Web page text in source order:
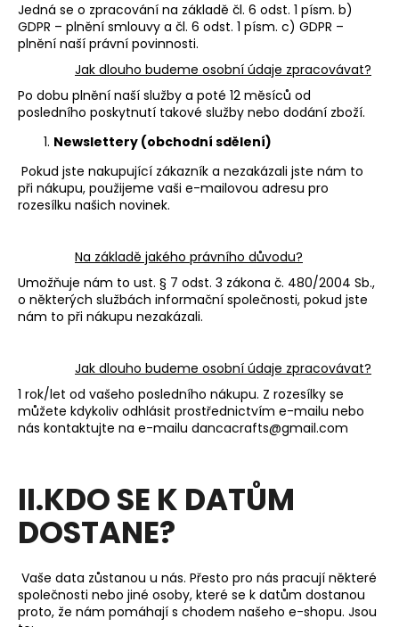
Jedná se o zpracování na základě čl. 6 odst. 1 písm. b)
GDPR – plnění smlouvy a čl. 6 odst. 1 písm. c) GDPR –
plnění naší právní povinnosti.
Jak dlouho budeme osobní údaje zpracovávat?
Po dobu plnění naší služby a poté 12 měsíců od
posledního poskytnutí takové služby nebo dodání zboží.
Newslettery (obchodní sdělení)
Pokud jste nakupující zákazník a nezakázali jste nám to
při nákupu, použijeme vaši e-mailovou adresu pro
rozesílku našich novinek.
Na základě jakého právního důvodu?
Umožňuje nám to ust. § 7 odst. 3 zákona č. 480/2004 Sb.,
o některých službách informační společnosti, pokud jste
nám to při nákupu nezakázali.
Jak dlouho budeme osobní údaje zpracovávat?
1 rok/let od vašeho posledního nákupu. Z rozesílky se
můžete kdykoliv odhlásit prostřednictvím e-mailu nebo
nás kontaktujte na e-mailu dancacrafts@gmail.com
II.KDO SE K DATŮM
DOSTANE?
Vaše data zůstanou u nás. Přesto pro nás pracují některé
společnosti nebo jiné osoby, které se k datům dostanou
proto, že nám pomáhají s chodem našeho e-shopu. Jsou